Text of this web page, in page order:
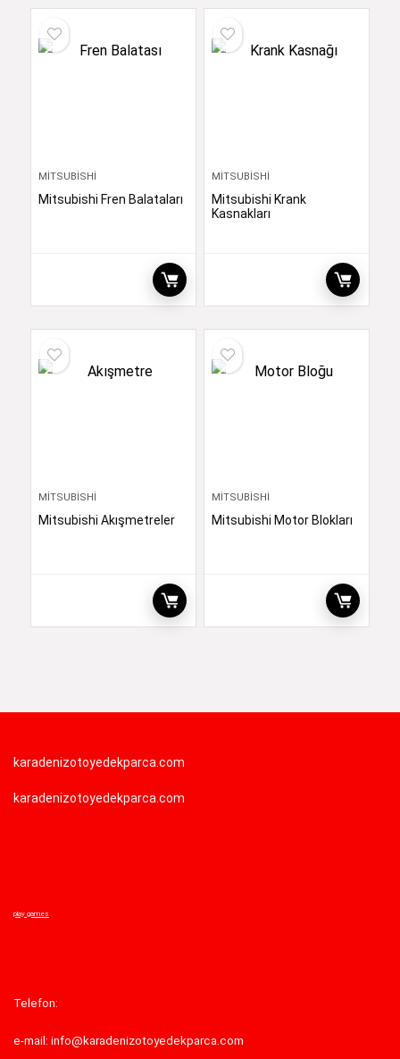
MITSUBISHI
Mitsubishi Fren Balataları
MITSUBISHI
Mitsubishi Krank
Kasnakları
MITSUBISHI
Mitsubishi Akışmetreler
MITSUBISHI
Mitsubishi Motor Blokları
karadenizotoyedekparca.com
karadenizotoyedekparca.com
play games
Telefon:
e-mail: info@karadenizotoyedekparca.com